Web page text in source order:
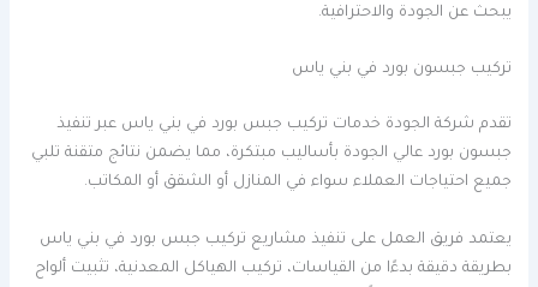
يبحث عن الجودة والاحترافية.
تركيب جبسون بورد في بني ياس
تقدم شركة الجودة خدمات تركيب جبس بورد في بني ياس عبر تنفيذ
جبسون بورد عالي الجودة بأساليب مبتكرة، مما يضمن نتائج متقنة تلبي
جميع احتياجات العملاء سواء في المنازل أو الشقق أو المكاتب.
يعتمد فريق العمل على تنفيذ مشاريع تركيب جبس بورد في بني ياس
بطريقة دقيقة بدءًا من القياسات، تركيب الهياكل المعدنية، تثبيت ألواح